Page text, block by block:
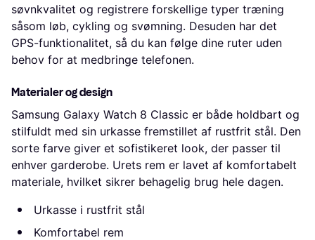
søvnkvalitet og registrere forskellige typer træning
såsom løb, cykling og svømning. Desuden har det
GPS-funktionalitet, så du kan følge dine ruter uden
behov for at medbringe telefonen.
Materialer og design
Samsung Galaxy Watch 8 Classic er både holdbart og
stilfuldt med sin urkasse fremstillet af rustfrit stål. Den
sorte farve giver et sofistikeret look, der passer til
enhver garderobe. Urets rem er lavet af komfortabelt
materiale, hvilket sikrer behagelig brug hele dagen.
Urkasse i rustfrit stål
Komfortabel rem